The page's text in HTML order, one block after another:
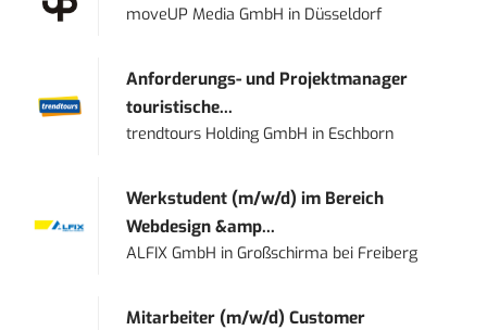
moveUP Media GmbH in Düsseldorf
Anforderungs- und Projektmanager
touristische...
trendtours Holding GmbH in Eschborn
Werkstudent (m/w/d) im Bereich
Webdesign &amp...
ALFIX GmbH inGroßschirma bei Freiberg
Mitarbeiter (m/w/d) Customer